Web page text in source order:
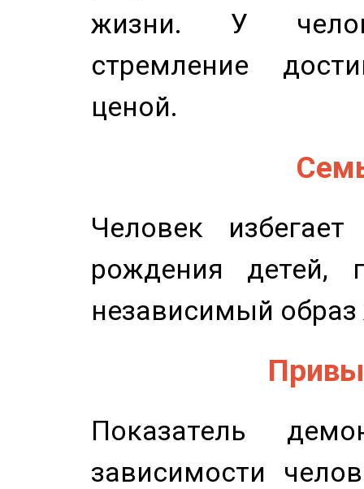
жизни. У
стремление
ценой.
Человек
рождения детей,
независимый
Показатель
зависимости